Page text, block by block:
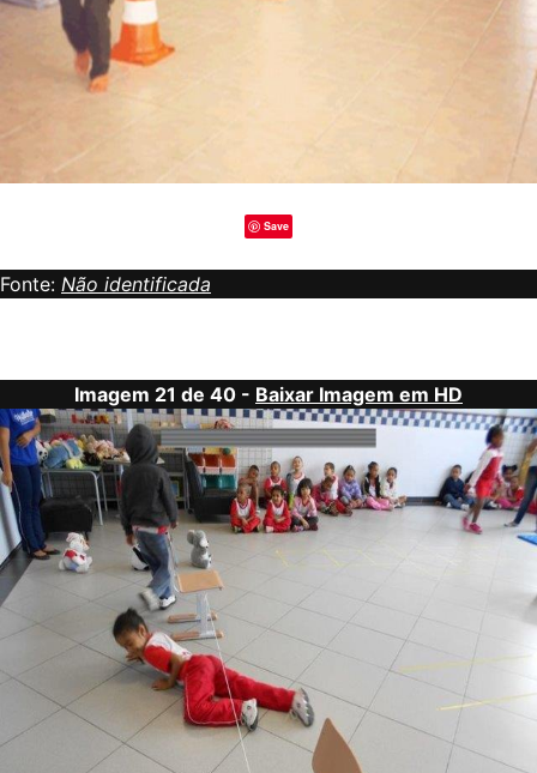
Save
Fonte: Não identificada
Imagem 21 de 40 - Baixar Imagem em HD